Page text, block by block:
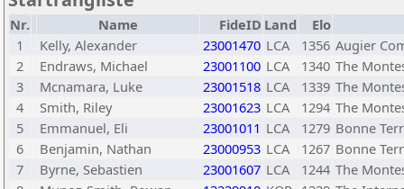
Nr. Name FideID Land
Elo
1
Kelly, Alexander 23001470 LCA 1356 Augier
2
Endraws, Michael 23001100 LCA 1340 The
3
Mcnamara, Luke 23001518 LCA 1339 The
4
Smith, Riley 23001623 LCA 1294 The
5
Emmanuel, Eli 23001011 LCA 1279 Bonne
6
Benjamin, Nathan 23000953 LCA 1267 Bonne
7
Byrne, Sebastien 23001607 LCA 1244 The